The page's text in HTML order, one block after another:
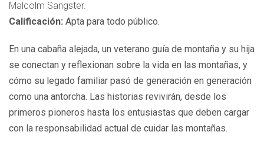
Malcolm Sangster.
Calificación: Apta para todo público.
En una cabaña alejada, un veterano guía de montaña y su hija
se conectan y reflexionan sobre la vida en las montañas, y
cómo su legado familiar pasó de generación en generación
como una antorcha. Las historias revivirán, desde los
primeros pioneros hasta los entusiastas que deben cargar
con la responsabilidad actual de cuidar las montañas.